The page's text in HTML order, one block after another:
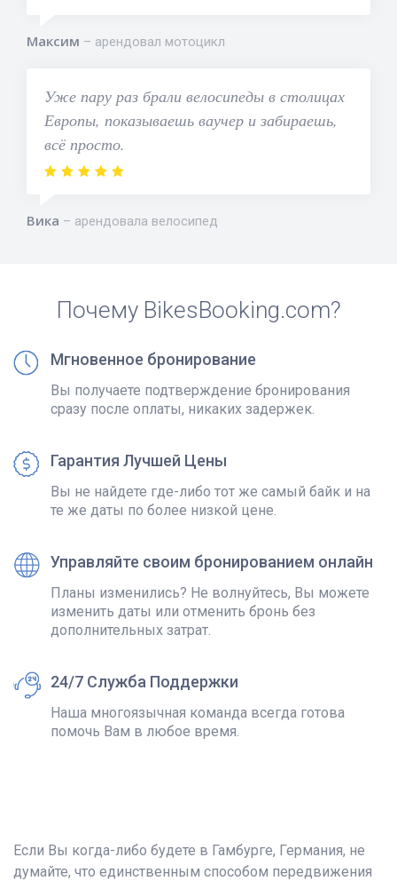
Максим арендовал мотоцикл
Уже пару раз брали велосипеды в столицах
Европы, показываешь ваучер и забираешь,
всё просто.
Вика арендовала велосипед
Почему BikesBooking.com?
Мгновенное бронирование
Вы получаете подтверждение бронирования
сразу после оплаты, никаких задержек.
Гарантия Лучшей Цены
Вы не найдете где-либо тот же самый байк и на
те же даты по более низкой цене.
Управляйте своим бронированием онлайн
Планы изменились? Не волнуйтесь, Вы можете
изменить даты или отменить бронь без
дополнительных затрат.
24/7 Служба Поддержки
Наша многоязычная команда всегда готова
помочь Вам в любое время.
Если Вы когда-либо будете в Гамбурге, Германия, не
думайте, что единственным способом передвижения